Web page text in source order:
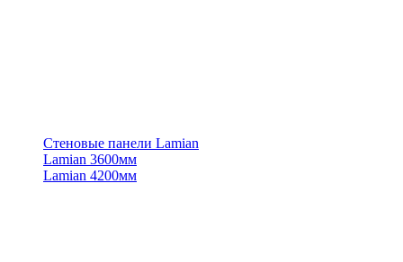
Стеновые панели Lamian
Lamian 3600мм
Lamian 4200мм